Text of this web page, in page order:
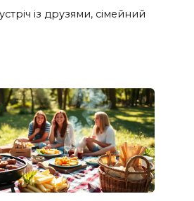
із друзями, сімейний